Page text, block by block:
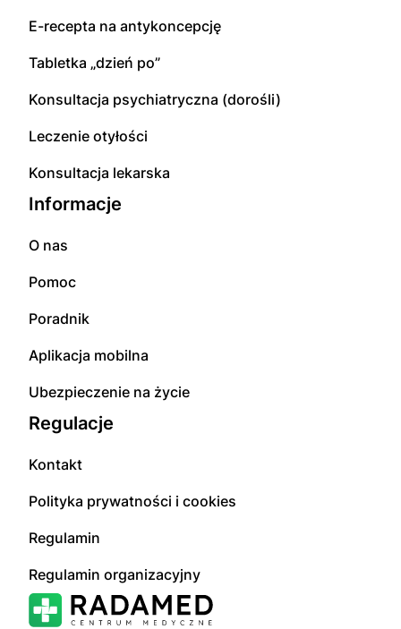
E-recepta na antykoncepcję
Tabletka „dzień po”
Konsultacja psychiatryczna (dorośli)
Leczenie otyłości
Konsultacja lekarska
Informacje
O nas
Pomoc
Poradnik
Aplikacja mobilna
Ubezpieczenie na życie
Regulacje
Kontakt
Polityka prywatności i cookies
Regulamin
Regulamin organizacyjny